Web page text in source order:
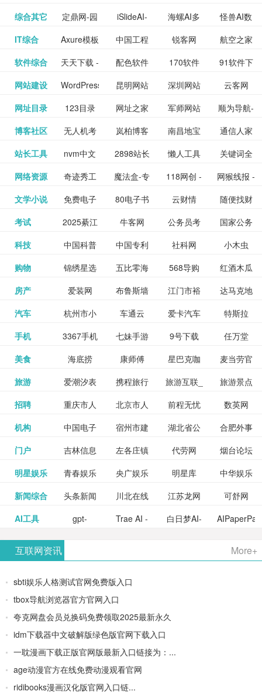
全 频
包括上映
影片的影
讯查询及
购票服
务。你可
和看过的
电影电视
剧，顺便
打分、写
味，豆瓣
电影会推
荐好电影
给你。
_www.sanmao.com.cn_
素材免费
图库
nas论
坛|nas1.cn|nas1|nas
流社区
文写作-AI
毕业设计-
PPT模板
生成
作 - 国内
领先的AI
图片、文
案创作平
讯飞星火-
懂我的AI
助手
更多>>
综合其它 定鼎网-园
林景观建
筑室内设
iSlideAI-
一键生成
PPT模板
海螺AI多
模态大语
言模型
怪兽AI数
字人
九章开物 更多>>
IT综合 Axure模板
网
中国工程
科技知识
中心
锐客网
航空之家
牛品汇
更多>>
软件综合 天天下载 -
绿色精品
软件应用
配色软件
园
170软件
下载站
91软件下
载
yx12345
下载站
更多>>
网站建设 WordPress
主题模板
下载_爱主
昆明网站
建设
深圳网站
建设
云客网
SEO众包
服务平台
深圳网站
建设
更多>>
网址目录 123目录
网
网址之家 军师网站
目录网址
大全
顺为导航-
办公运营
工具导航
易推分类
目录网
更多>>
博客社区 无人机考
证资讯网
岚柏博客 南昌地宝
网_南昌论
坛
通信人家
园
精易论坛 更多>>
站长工具 nvm中文
网
2898站长
资源平台
懒人工具 关键词全
网指数查
询
SEO工具
- 站长之家
更多>>
网络资源 奇迹秀工
具箱-设计
师必备设
辅助神器
魔法盒-专
业的游戏
动画特效
118网创 -
创业项目
资源分享
网猴线报 -
一个简单
且纯粹的
网站
线报酷 -
专注线报
活动
更多>>
文学小说 免费电子
书下载
网,txt小说
完结txt小
说-书本网
80电子书
_八零电子
书_80txt_
云财情 随便找财
经网
钱如故 更多>>
考试 2025綦江
区中考志
愿填报系
牛客网 公务员考
试-中公教
育网
国家公务
员局
公务员考
试信息网
更多>>
科技 中国科普
博览
中国专利
信息网
社科网
小木虫
中国科学
院
更多>>
购物 锦绣星选
海淘
五比零海
淘网
568导购
网
红酒木瓜
靓汤官网
淘宝 更多>>
房产 爱装网 布鲁斯墙
纸
江门市裕
华墙纸
达马克地
产
格莱美墙
纸
更多>>
汽车 杭州市小
客车总量
调控管理
车通云 爱卡汽车
导购
特斯拉
百度有驾
网
更多>>
手机 3367手机
游戏
七妹手游 9号下载
任万堂
游戏邦
更多>>
美食 海底捞 康师傅 星巴克咖
啡
麦当劳官
网
心食谱网 更多>>
旅游 爱潮汐表 携程旅行
网
旅游互联_
景点门票
预订
旅游景点
点评-猫途
鹰
北京旅游
网
更多>>
招聘 重庆市人
力资源和
社会保障
北京市人
力资源和
社会保障
前程无忧
招聘网
数英网
聘才网
更多>>
机构 中国电子
检验检疫
业务网
宿州市建
委网
湖北省公
管局
合肥外事
办
湖北省粮
食局
更多>>
门户 吉林信息
网
左各庄镇
论坛
代劳网
烟台论坛
腾讯充值
中心
更多>>
明星娱乐 青春娱乐
网
央广娱乐
网,
明星库 中华娱乐
网
网易娱乐 更多>>
新闻综合 头条新闻 川北在线 江苏龙网
可舒网
巾帼网
更多>>
AI工具 gpt-
OpenAI最
新AI图像
生成器
Trae AI -
境/深度集
成
Doubao-
1.5-pro与
白日梦AI-
- AI论文写
高质量
PPT
互联网资讯 More+
sbti娱乐人格测试官网免费版入口
tbox导航浏览器官方官网入口
夸克网盘会员兑换码免费领取2025最新永久
idm下载器中文破解版绿色版官网下载入口
一耽漫画下载正版官网版最新入口链接为：...
age动漫官方在线免费动漫观看官网
ridibooks漫画汉化版官网入口链...